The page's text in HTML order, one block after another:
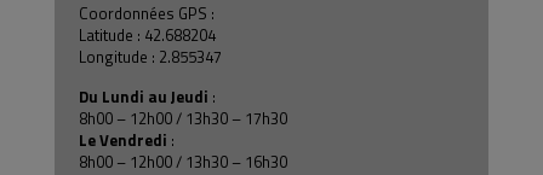
Coordonnées GPS :
Latitude : 42.688204
Longitude : 2.855347
Du Lundi au Jeudi :
8h00 – 12h00 / 13h30 – 17h30
Le Vendredi :
8h00 – 12h00 / 13h30 – 16h30